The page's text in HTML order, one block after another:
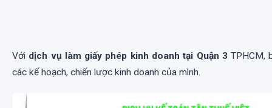
Với dịch vụ làm giấy phép kinh doanh tại Quận 3TPHCM,
các kế hoạch, chiến lược kinh doanh của mình.